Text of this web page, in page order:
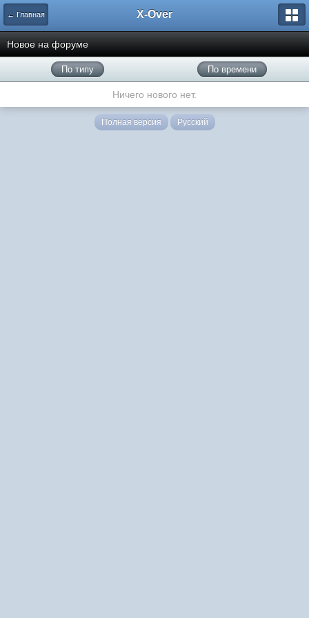
← Главная X-Over
Новое на форуме
По типу По времени
Ничего нового нет.
Полная версия Русский